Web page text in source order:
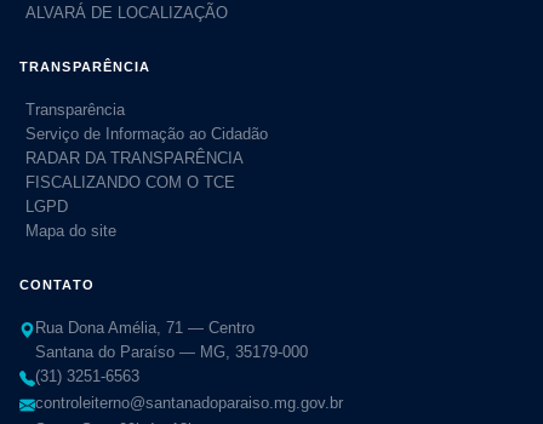
ALVARÁ DE LOCALIZAÇÃO
TRANSPARÊNCIA
Transparência
Serviço de Informação ao Cidadão
RADAR DA TRANSPARÊNCIA
FISCALIZANDO COM O TCE
LGPD
Mapa do site
CONTATO
Rua Dona Amélia, 71 — Centro
Santana do Paraíso — MG, 35179-000
(31) 3251-6563
controleiterno@santanadoparaiso.mg.gov.br